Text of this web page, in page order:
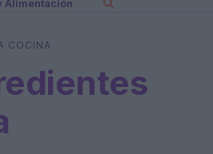
Alimentación
COCINA